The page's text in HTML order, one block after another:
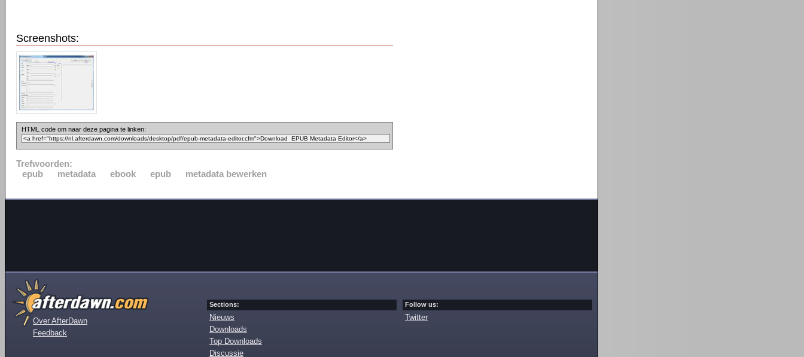
Screenshots:
HTML code om naar deze pagina te linken:
Trefwoorden:
epub
metadata ebook epub metadata bewerken
Over AfterDawn
Feedback
Sections:
Nieuws
Downloads
Top Downloads
Discussie
Follow us:
Twitter